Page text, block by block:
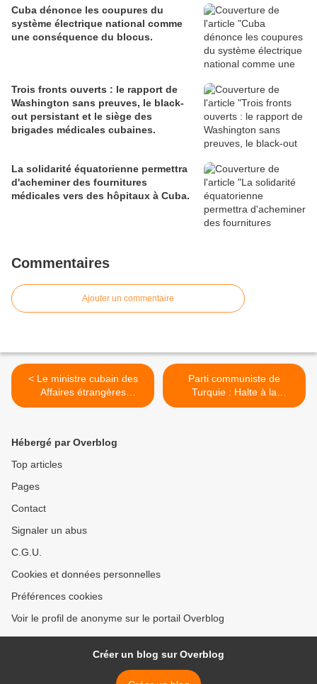
Cuba dénonce les coupures du
système électrique national comme
une conséquence du blocus.
Trois fronts ouverts : le rapport de
Washington sans preuves, le black-
out persistant et le siège des
brigades médicales cubaines.
La solidarité équatorienne permettra
d'acheminer des fournitures
médicales vers des hôpitaux à Cuba.
Commentaires
Ajouter un commentaire
< Le ministre cubain des
Affaires étrangères
dénonce l'hypocrisie du
Parti communiste de
Turquie : Halte à la
répression contre le TKP et
Hébergé par Overblog
Top articles
Pages
Contact
Signaler un abus
C.G.U.
Cookies et données personnelles
Préférences cookies
Voir le profil de anonyme sur le portail Overblog
Créer un blog sur Overblog